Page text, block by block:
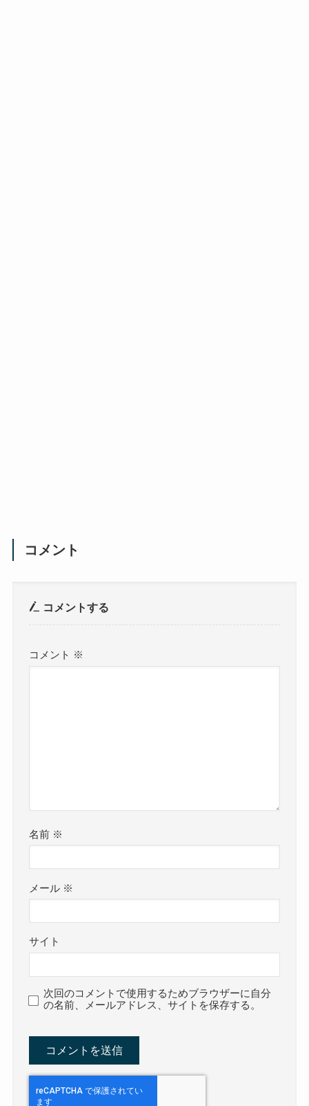
コメント
コメントする
コメント ※
名前 ※
メール ※
サイト
次回のコメントで使用するためブラウザーに自分
の名前、メールアドレス、サイトを保存する。